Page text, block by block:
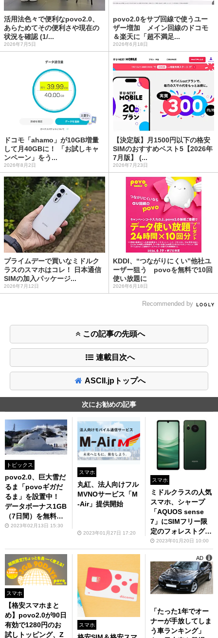
活用法色々で便利なpovo2.0、
あらためてその便利さや現在の
状況を確認 (1/...
2026年7月5日
povo2.0をサブ回線で使うユー
ザー増加 メイン回線のドコモ
＆楽天に「超不満足...
2026年6月18日
ドコモ「ahamo」が10GB増量
して月40GBに！ 「お試しキャ
ンペーン」をう...
2026年8月2日
【決定版】月1500円以下の格安
SIMのおすすめベスト5【2026年
7月版】 (...
2026年7月23日
プライムデーで買いなミドルク
ラスのスマホはコレ！ 日本通信
SIMの加入パッケージ...
2026年7月12日
KDDI、“つながりにくい”他社ユ
ーザー狙う povoを無料で10回
使い放題に
2026年6月18日
Recommended by
この記事の先頭へ
連載目次へ
ASCII.jpトップへ
次にお勧めの記事
トピックス
povo2.0、巨大雪だ
るま「povoギガだ
るま」を設置中！
データボーナス1GB
（7日間）を無料プ
レゼント
2023年02月13日 15:30
スマホ
丸紅、法人向けフル
MVNOサービス「M
-Air」提供開始
2023年01月27日 17:20
スマホ
ミドルクラスの人気
スマホ、シャープ
「AQUOS sense
7」にSIMフリー限
定のフォレストグリ
ーンが追加
2023年01月20日 10:00
スマホ
【格安スマホまと
め】povo2.0が90日
有効で1280円のお
試しトッピング、Z
スマホ
「たった1年でオー
ナーが手放してしま
う車ランキング」
AD